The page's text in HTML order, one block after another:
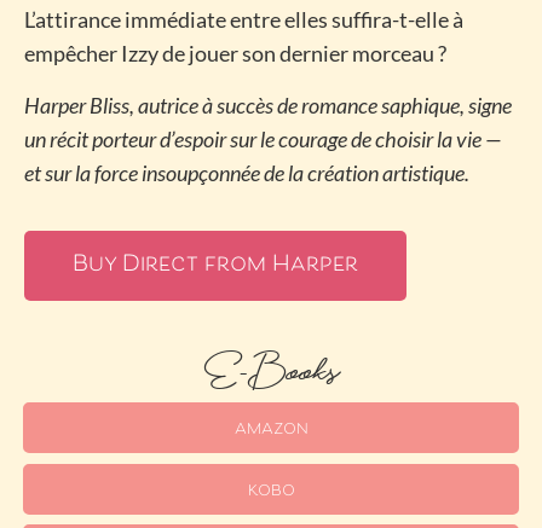
L’attirance immédiate entre elles suffira-t-elle à
empêcher Izzy de jouer son dernier morceau ?
Harper Bliss, autrice à succès de romance saphique, signe
un récit porteur d’espoir sur le courage de choisir la vie —
et sur la force insoupçonnée de la création artistique.
Buy Direct from Harper
E-Books
AMAZON
KOBO